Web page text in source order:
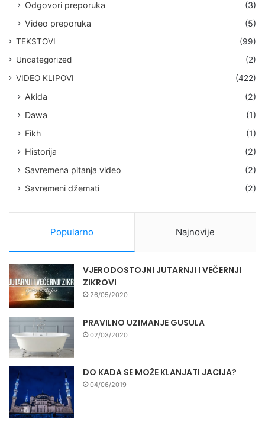
Odgovori preporuka
(3)
Video preporuka
(5)
TEKSTOVI
(99)
Uncategorized
(2)
VIDEO KLIPOVI
(422)
Akida
(2)
Dawa
(1)
Fikh
(1)
Historija
(2)
Savremena pitanja video
(2)
Savremeni džemati
(2)
Popularno Najnovije
VJERODOSTOJNI JUTARNJI I VEČERNJI
ZIKROVI
26/05/2020
PRAVILNO UZIMANJE GUSULA
02/03/2020
DO KADA SE MOŽE KLANJATI JACIJA?
04/06/2019